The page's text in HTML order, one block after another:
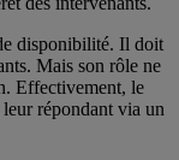
disponibilité. Il doit
Mais son rôle ne
Effectivement, le
répondant via un